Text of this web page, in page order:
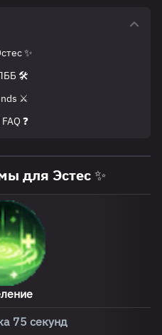
✨
🛠️
⚔️
❓
для Эстес ✨
75 секунд